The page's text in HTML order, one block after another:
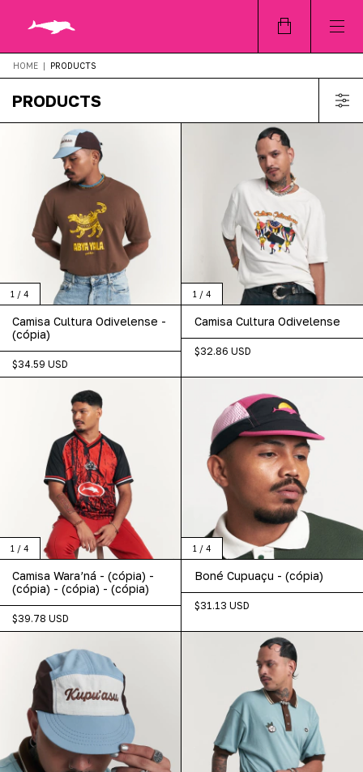
HOME | PRODUCTS
PRODUCTS
1 / 4
Camisa Cultura Odivelense -
(cópia)
$34.59 USD
1 / 4
Camisa Cultura Odivelense
$32.86 USD
1 / 4
Camisa Wara’ná - (cópia) -
(cópia) - (cópia) - (cópia)
$39.78 USD
1 / 4
Boné Cupuaçu - (cópia)
$31.13 USD